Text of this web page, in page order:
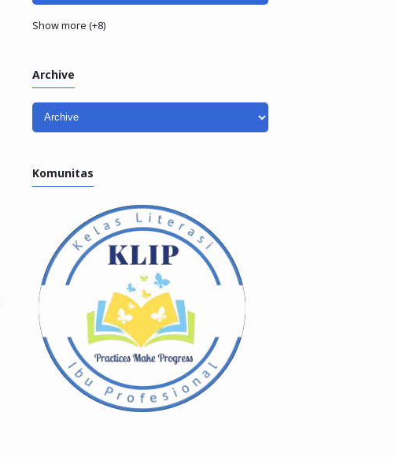
Show more (+8)
Archive
Komunitas